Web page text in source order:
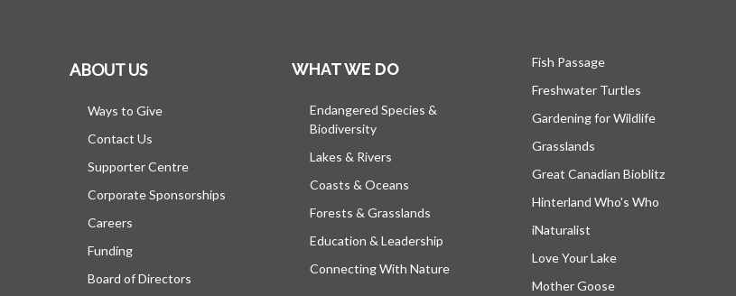
ABOUT US
Ways to Give
Contact Us
Supporter Centre
Corporate Sponsorships
Careers
Funding
Board of Directors
WHAT WE DO
Endangered Species &
Biodiversity
Lakes & Rivers
Coasts & Oceans
Forests & Grasslands
Education & Leadership
Connecting With Nature
Fish Passage
Freshwater Turtles
Gardening for Wildlife
Grasslands
Great Canadian Bioblitz
Hinterland Who's Who
iNaturalist
Love Your Lake
Mother Goose